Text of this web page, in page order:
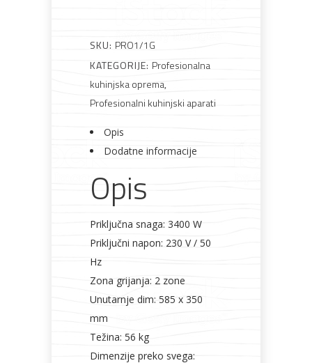
Metalna
galanterija
Elektromaterijal
Vijčana
SKU: PRO1/1G
KATEGORIJE: Profesionalna
kuhinjska oprema,
Profesionalni kuhinjski aparati
Opis
Dodatne informacije
Opis
Priključna snaga: 3400 W
Priključni napon: 230 V / 50
Hz
Zona grijanja: 2 zone
Unutarnje dim: 585 x 350
mm
Težina: 56 kg
Dimenzije preko svega: